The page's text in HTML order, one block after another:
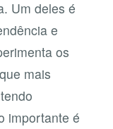
Um deles é
e
os
mais
importante é